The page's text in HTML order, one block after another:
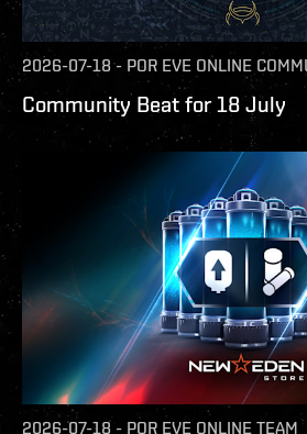
2026-07-18 - POR EVE ONLINE
Community Beat for 18 July
2026-07-18 - POR EVE ONLINE TEAM